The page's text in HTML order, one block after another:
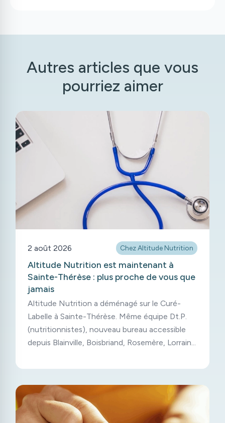
Autres articles que vous
pourriez aimer
2 août 2026 Chez Altitude Nutrition
Altitude Nutrition est maintenant à
Sainte-Thérèse : plus proche de vous que
jamais
Altitude Nutrition a déménagé sur le Curé-
Labelle à Sainte-Thérèse. Même équipe Dt.P.
(nutritionnistes), nouveau bureau accessible
depuis Blainville, Boisbriand, Rosemère, Lorraine